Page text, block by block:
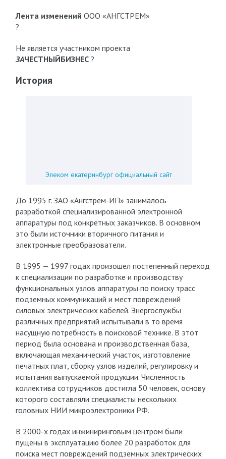
Лента изменений ООО «АНГСТРЕМ»
?
Не является участником проекта
ЗАЧЕСТНЫЙБИЗНЕС?
История
Элеком екатеринбург официальный сайт
До 1995 г. ЗАО «Ангстрем-ИП» занималось
разработкой специализированной электронной
аппаратуры под конкретных заказчиков. В основном
это были источники вторичного питания и
электронные преобразователи.
В 1995 — 1997 годах произошел постепенный переход
к специализации по разработке и производству
функциональных узлов аппаратуры по поиску трасс
подземных коммуникаций и мест повреждений
силовых электрических кабелей. Энергослужбы
различных предприятий испытывали в то время
насущную потребность в поисковой технике. В этот
период была основана и производственная база,
включающая механический участок, изготовление
печатных плат, сборку узлов изделий, регулировку и
испытания выпускаемой продукции. Численность
коллектива сотрудников достигла 50 человек, основу
которого составляли специалисты нескольких
головных НИИ микроэлектроники РФ.
В 2000-х годах инжиниринговым центром были
пущены в эксплуатацию более 20 разработок для
поиска мест повреждений подземных электрических